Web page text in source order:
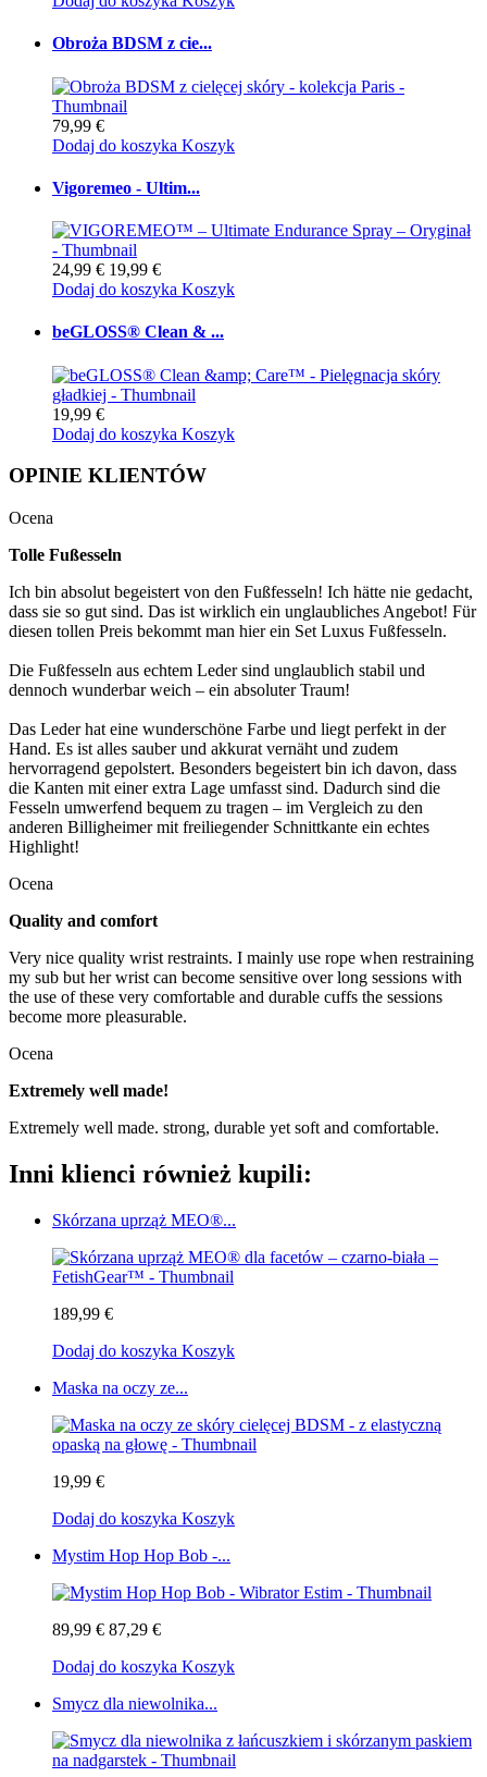
Obroża BDSM z cie...
79,99 €
Dodaj do koszyka Koszyk
Vigoremeo - Ultim...
24,99 € 19,99 €
Dodaj do koszyka Koszyk
beGLOSS® Clean & ...
19,99 €
Dodaj do koszyka Koszyk
OPINIE KLIENTÓW
Ocena
Tolle Fußesseln
Ich bin absolut begeistert von den Fußfesseln! Ich hätte nie gedacht,
dass sie so gut sind. Das ist wirklich ein unglaubliches Angebot! Für
diesen tollen Preis bekommt man hier ein Set Luxus Fußfesseln.
Die Fußfesseln aus echtem Leder sind unglaublich stabil und
dennoch wunderbar weich – ein absoluter Traum!
Das Leder hat eine wunderschöne Farbe und liegt perfekt in der
Hand. Es ist alles sauber und akkurat vernäht und zudem
hervorragend gepolstert. Besonders begeistert bin ich davon, dass
die Kanten mit einer extra Lage umfasst sind. Dadurch sind die
Fesseln umwerfend bequem zu tragen – im Vergleich zu den
anderen Billigheimer mit freiliegender Schnittkante ein echtes
Highlight!
Ocena
Quality and comfort
Very nice quality wrist restraints. I mainly use rope when restraining
my sub but her wrist can become sensitive over long sessions with
the use of these very comfortable and durable cuffs the sessions
become more pleasurable.
Ocena
Extremely well made!
Extremely well made. strong, durable yet soft and comfortable.
Inni klienci również kupili:
Skórzana uprząż MEO®...
189,99 €
Dodaj do koszyka Koszyk
Maska na oczy ze...
19,99 €
Dodaj do koszyka Koszyk
Mystim Hop Hop Bob -...
89,99 € 87,29 €
Dodaj do koszyka Koszyk
Smycz dla niewolnika...